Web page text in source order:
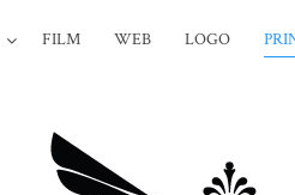
FILM WEB LOGO